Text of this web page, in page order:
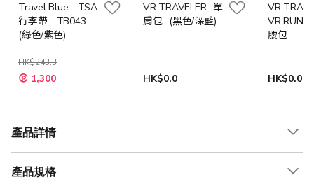
Travel Blue - TSA
行李帶 - TB043 -
(綠色/紫色)
HK$243.3
1,300
VR TRAVELER- 單
肩包 -(黑色/深藍)
HK$0.0
VR
VR
腰包
HK$0.0
產品詳情
產品規格